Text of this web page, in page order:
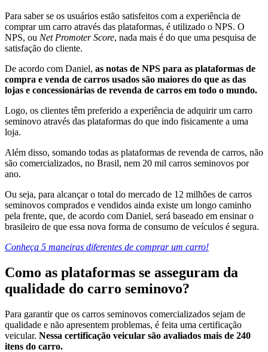
Para saber se os usuários estão satisfeitos com a experiência de
comprar um carro através das plataformas, é utilizado o NPS. O
NPS, ou Net Promoter Score, nada mais é do que uma pesquisa de
satisfação do cliente.
De acordo com Daniel, as notas de NPS para as plataformas de
compra e venda de carros usados são maiores do que as das
lojas e concessionárias de revenda de carros em todo o mundo.
Logo, os clientes têm preferido a experiência de adquirir um carro
seminovo através das plataformas do que indo fisicamente a uma
loja.
Além disso, somando todas as plataformas de revenda de carros, não
são comercializados, no Brasil, nem 20 mil carros seminovos por
ano.
Ou seja, para alcançar o total do mercado de 12 milhões de carros
seminovos comprados e vendidos ainda existe um longo caminho
pela frente, que, de acordo com Daniel, será baseado em ensinar o
brasileiro de que essa nova forma de consumo de veículos é segura.
Conheça 5 maneiras diferentes de comprar um carro!
Como as plataformas se asseguram da
qualidade do carro seminovo?
Para garantir que os carros seminovos comercializados sejam de
qualidade e não apresentem problemas, é feita uma certificação
veicular. Nessa certificação veicular são avaliados mais de 240
itens do carro.